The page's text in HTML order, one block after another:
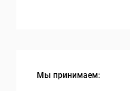
Мы принимаем: